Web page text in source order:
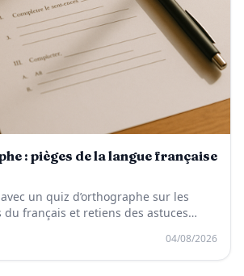
: pièges de la langue française
un quiz d’orthographe sur les
français et retiens des astuces
les fautes.
04/08/2026